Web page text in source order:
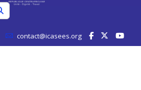
contact@icasees.org